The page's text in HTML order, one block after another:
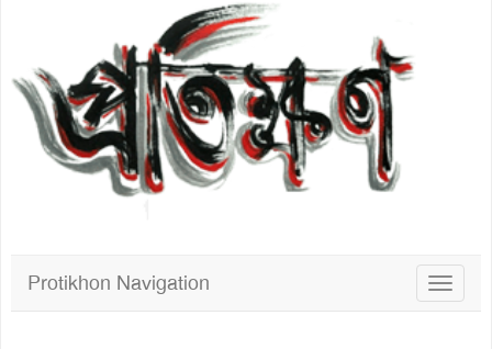
Toggle
Protikhon Navigation